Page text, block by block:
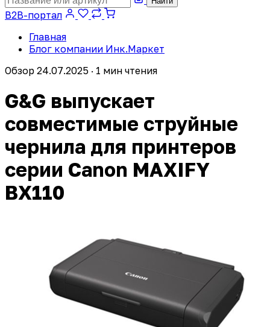
B2B-портал
Главная
Блог компании Инк.Маркет
Обзор 24.07.2025 · 1 мин чтения
G&G выпускает
совместимые струйные
чернила для принтеров
серии Canon MAXIFY
BX110